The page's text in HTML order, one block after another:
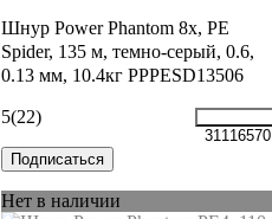
Шнур Power Phantom 8x, PE
Spider, 135 м, темно-серый, 0.6,
0.13 мм, 10.4кг PPPESD13506
5(22)
31116570
Подписаться
Нет в наличии